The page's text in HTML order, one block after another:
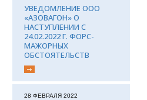
УВЕДОМЛЕНИЕ ООО
«АЗОВАГОН» О
НАСТУПЛЕНИИ С
24.02.2022 Г. ФОРС-
МАЖОРНЫХ
ОБСТОЯТЕЛЬСТВ
28 ФЕВРАЛЯ 2022